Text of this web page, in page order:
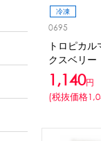
冷凍ストッカ
ポスター その
冷凍
0695
トロピカ
クスベリー
1,140円
(税抜価格